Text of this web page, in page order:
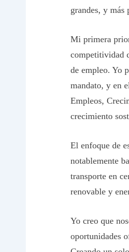
grandes, y más
Mi primera
competitividad
de empleo. Yo
mandato, y en
Empleos,
crecimiento
El enfoque de
notablemente
transporte en
renovable y
Yo creo que
oportunidades